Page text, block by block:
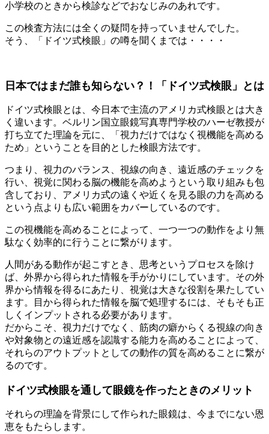
小学校のときから検診などでおなじみのあれです。
この検査方法には全くの疑問を持っていませんでした。
そう、「ドイツ式検眼」の噂を聞くまでは・・・・
日本ではまだ誰も知らない？！「ドイツ式検眼」とは
ドイツ式検眼とは、今日本で主流のアメリカ式検眼とは大き
く違います。ベルリン国立眼鏡写真専門学校のハーゼ教授が
打ち立てた理論を元に、「視力だけではなく視機能を高める
ため」ということを目的とした検眼方法です。
つまり、視力のバランス、視線の向き、遠近感のチェックを
行い、視覚に関わる脳の機能を高めようという取り組みも包
含しており、アメリカ式の遠くや近くを見る眼の力を高める
という点よりも広い範囲をカバーしているのです。
この視機能を高めることによって、一つ一つの動作をより無
駄なく効率的に行うことに繋がります。
人間がある動作が起こすとき、思考というプロセスを除け
ば、外界から得られた情報を手がかりにしています。その外
界から情報を得るにあたり、視覚は大きな役割を果たしてい
ます。目から得られた情報を脳で処理するには、そもそも正
しくインプットされる必要があります。
だからこそ、視力だけでなく、筋肉の癖からくる視線の向き
や対象物との遠近感を認識する能力を高めることによって、
それらのアウトプットとしての動作の質を高めることに繋が
るのです。
ドイツ式検眼を通して眼鏡を作ったときのメリット
それらの理論を背景にして作られた眼鏡は、今までにない恩
恵をもたらします。